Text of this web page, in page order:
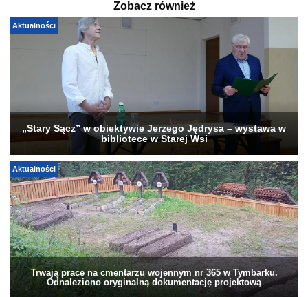
Zobacz również
Aktualności
„Stary Sącz” w obiektywie Jerzego Jędrysa – wystawa w
bibliotece w Starej Wsi
Aktualności
Trwają prace na cmentarzu wojennym nr 365 w Tymbarku.
Odnaleziono oryginalną dokumentację projektową